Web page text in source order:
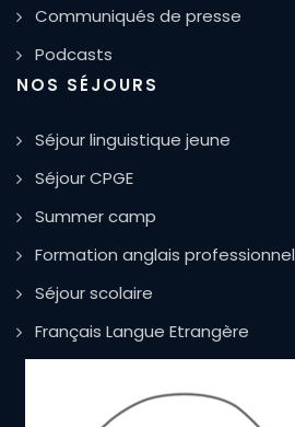
Communiqués de presse
Podcasts
NOS SÉJOURS
Séjour linguistique jeune
Séjour CPGE
Summer camp
Formation anglais professionnel
Séjour scolaire
Français Langue Etrangère